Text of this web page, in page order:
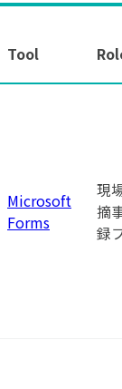
Tool
Microsoft
Forms
現
摘
録